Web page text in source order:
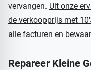
vervangen. Uit onze
de verkoopprijs met
alle facturen en
Repareer Kleine